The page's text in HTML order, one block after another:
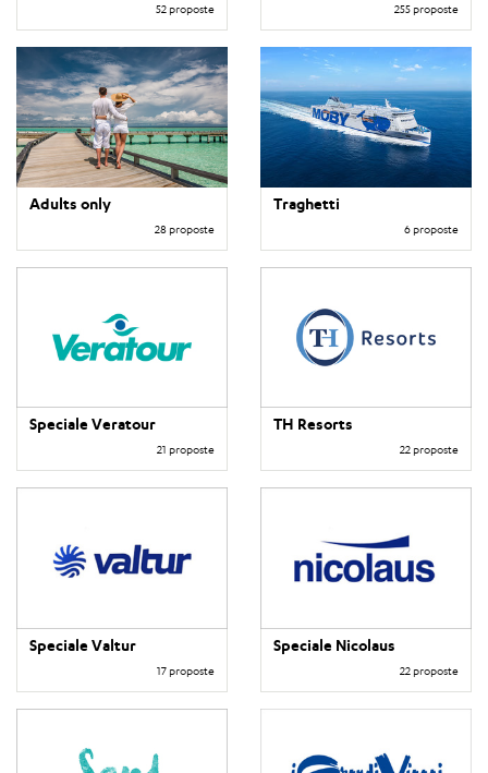
52 proposte 255 proposte
Adults only
28 proposte
Traghetti
6 proposte
Speciale Veratour
21 proposte
TH Resorts
22 proposte
Speciale Valtur
17 proposte
Speciale Nicolaus
22 proposte